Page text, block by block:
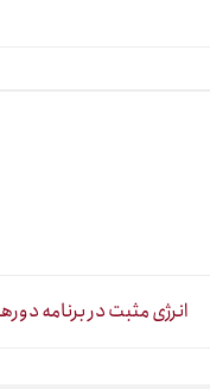
انرژی مثبت در برنامه